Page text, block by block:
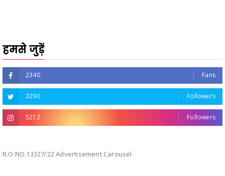
हमसे जुड़ें
2340 Fans
3290 Followers
5212 Followers
R.O.NO.13327/22 Advertisement Carousel